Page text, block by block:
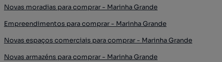
Novas moradias para comprar - Marinha Grande
Empreendimentos para comprar - Marinha Grande
Novas espaços comerciais para comprar - Marinha Grande
Novas armazéns para comprar - Marinha Grande